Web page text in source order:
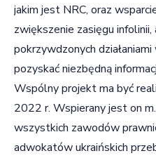
jakim jest NRC, oraz
zwiększenie zasięgu
pokrzywdzonych
pozyskać niezbędną
Wspólny projekt ma być
2022 r. Wspierany jest on
wszystkich zawodów
adwokatów ukraińskich